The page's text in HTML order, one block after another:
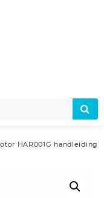
HAR001G handleiding